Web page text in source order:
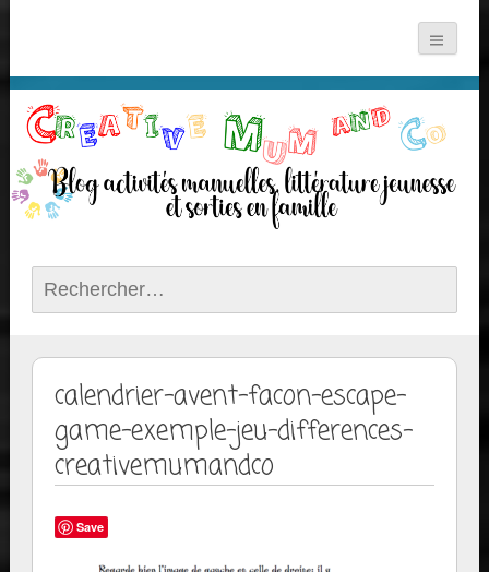
Rechercher :
calendrier-avent-facon-escape-
game-exemple-jeu-differences-
creativemumandco
Save